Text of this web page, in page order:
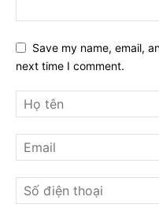
Save my name, email,
next time I comment.